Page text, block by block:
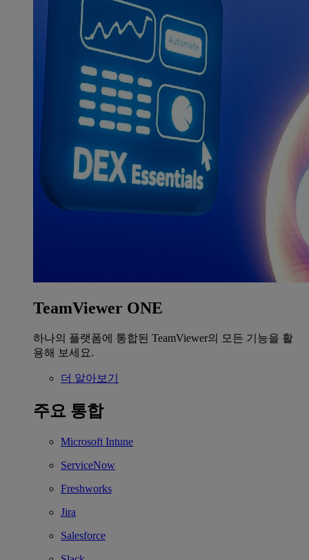
TeamViewer ONE
하나의 플랫폼에 통합된 TeamViewer의 모든 기능을 활
용해 보세요.
더 알아보기
주요 통합
Microsoft Intune
ServiceNow
Freshworks
Jira
Salesforce